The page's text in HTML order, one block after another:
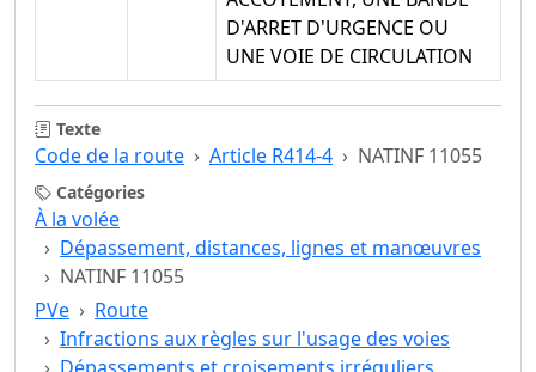
D'ARRET D'URGENCE OU
UNE VOIE DE CIRCULATION
Texte
Code de la route Article R414-4 NATINF 11055
Catégories
À la volée
Dépassement, distances, lignes et manœuvres
NATINF 11055
PVe
Route
Infractions aux règles sur l'usage des voies